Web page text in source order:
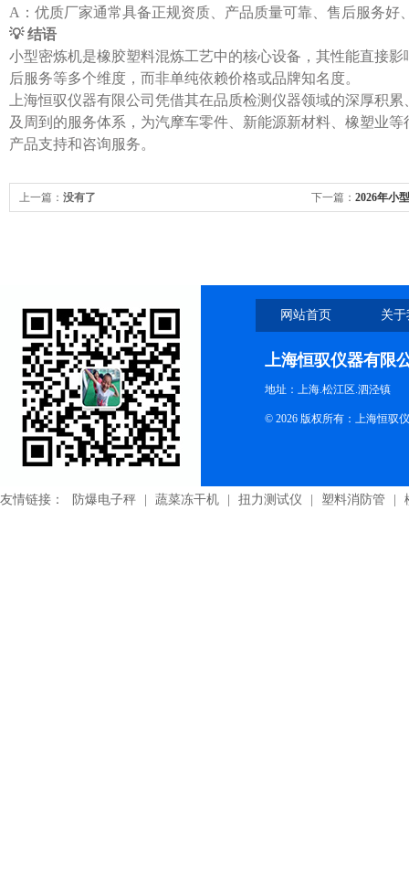
A：优质厂家通常具备正规资质、产品质量可靠、售后服务
💡 结语
小型密炼机是橡胶塑料混炼工艺中的核心设备，其性能直接
后服务等多个维度，而非单纯依赖价格或品牌知名度。
上海恒驭仪器有限公司凭借其在品质检测仪器领域的深厚积
及周到的服务体系，为汽摩车零件、新能源新材料、橡塑业
产品支持和咨询服务。
上一篇： 没有了 下一篇： 2026年小
网站首页 关
上海恒驭仪器有限
地址：上海.松江区.泗泾镇
© 2026 版权所有：上海恒驭
友情链接： 防爆电子秤 蔬菜冻干机 扭力测试仪 塑料消防管